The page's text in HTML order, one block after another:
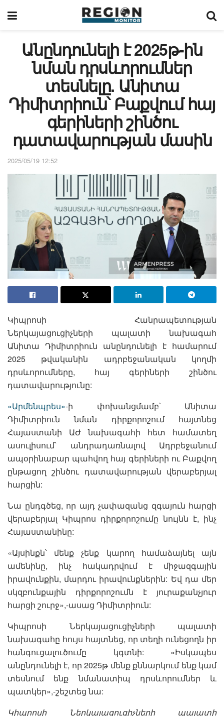
Անընդունելի է 2025թ-ին
նման դրսևորումներ
տեսնելը. Անիտա
Դիմիտրիուն՝ Բաքվում հայ
գերիների շինծու
դատավարության մասին
2025/05/19 12:52
Կիպրոսի Հանրապետության
Ներկայացուցիչների պալատի նախագահ
Անիտա Դիմիտրիուն անընդունելի է համարում
2025 թվականին ադրբեջանական կողմի
դրսևորումները, հայ գերիների շինծու
դատավարությունը:
«Արմենպրես»-ի փոխանցմամբ՝ Անիտա
Դիմիտրիուն նման դիրքորոշում հայտնեց
Հայաստանի ԱԺ նախագահի հետ համատեղ
ասուլիսում՝ անդրադառնալով Ադրբեջանում
ապօրինաբար պահվող հայ գերիների ու Բաքվող
ընթացող շինծու դատավարության վերաբերյալ
հարցին:
Նա ընդգծեց, որ այդ չափազանց զգայուն հարցի
վերաբերյալ Կիպրոս դիրքորոշումը նույնն է, ինչ
Հայաստանինը:
«Այսինքն՝ մենք չենք կարող համաձայնել այն
ամենինը, ինչ հակադրվում է միջազգային
իրավունքին, մարդու իրավունքներին: Եվ դա մեր
սկզբունքային դիրքորոշումն է յուրաքանչյուր
հարցի շուրջ»,-ասաց Դիմիտրիուն:
Կիպրոսի Ներկայացուցիչների պալատի
նախագահը հույս հայտնեց, որ տեղի ունեցողն իր
հանգուցալուծումը կգտնի: «Իսկապես
անընդունելի է, որ 2025թ մենք քննարկում ենք կամ
տեսնում ենք նմանատիպ դրսևորումներ և
պատկեր»,-շեշտեց նա:
Կիպրոսի Ներկայացուցիչների պալատի